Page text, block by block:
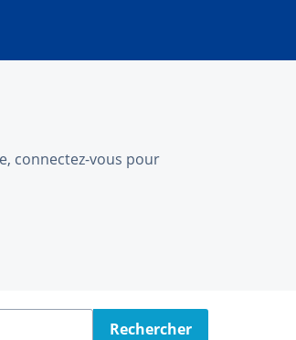
connectez-vous pour
Rechercher